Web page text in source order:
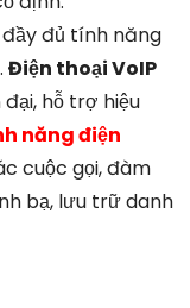
đầy đủ tính năng
Điện thoại VoIP
hỗ trợ hiệu
năng điện
cuộc gọi, đàm
bạ, lưu trữ danh